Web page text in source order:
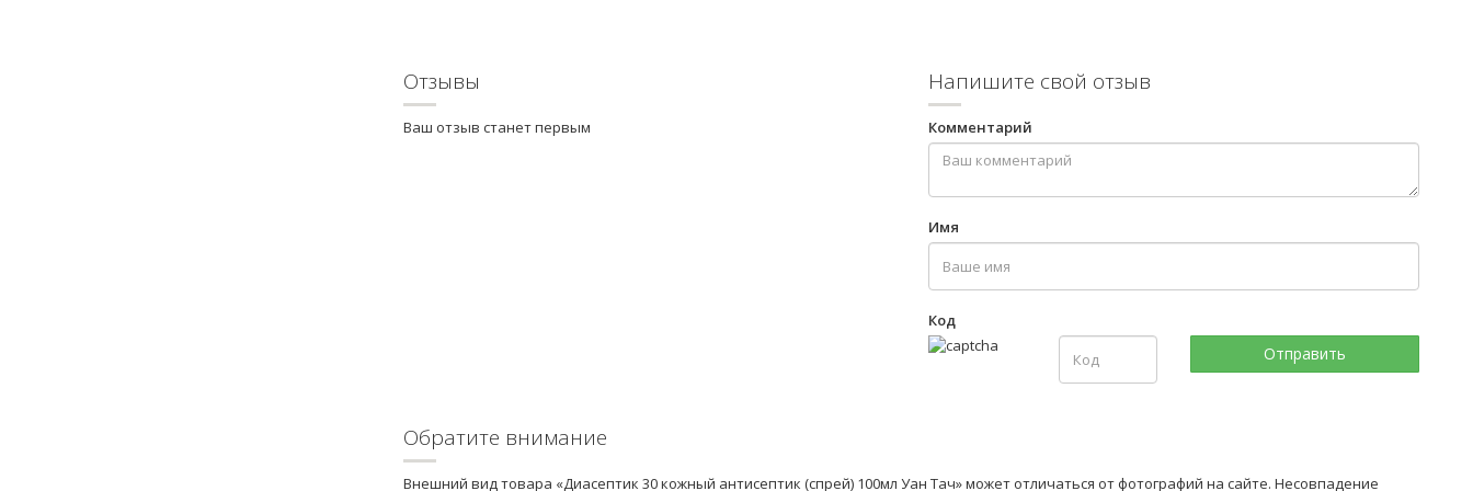
Отзывы
Ваш отзыв станет первым
Напишите свой отзыв
Комментарий
Имя
Код
Обратите внимание
Внешний вид товара «Диасептик 30 кожный антисептик (спрей) 100мл Уан Тач» может отличаться от фотографий на сайте. Несовпадение